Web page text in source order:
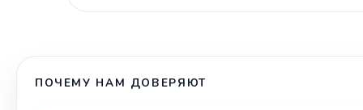
ПОЧЕМУ НАМ ДОВЕРЯЮТ